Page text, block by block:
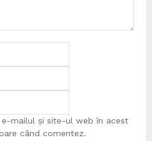
e-mailul și site-ul web în acest
când comentez.